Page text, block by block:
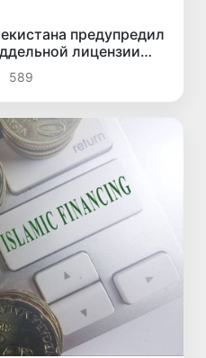
предупредил
лицензии
589